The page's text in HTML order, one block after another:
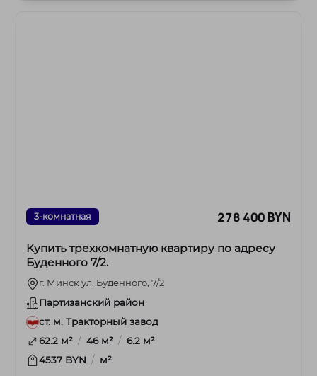
3-комнатная 278 400 BYN
Купить трехкомнатную квартиру по адресу
Буденного 7/2.
г. Минск ул. Буденного, 7/2
Партизанский район
ст. м. Тракторный завод
62.2 м² / 46 м² / 6.2 м²
4537 BYN / м²